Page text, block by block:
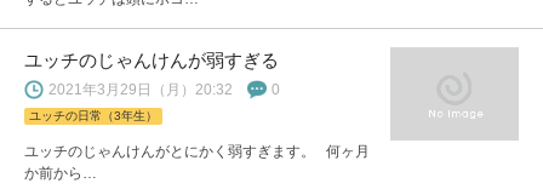
ユッチのじゃんけんが弱すぎる
2021年3月29日（月）20:32 0
ユッチの日常（3年生）
ユッチのじゃんけんがとにかく弱すぎます。 何ヶ月
か前から…